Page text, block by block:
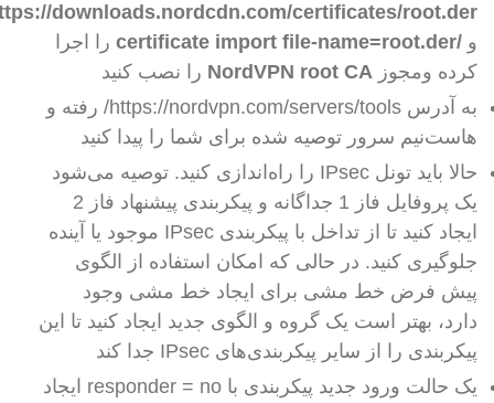
downloads.nordcdn.com/certificates/root.der
و /certificate import file-name=root.der
را اجرا
کرده ومجوز NordVPN root CA را نصب کنید
به آدرس https://nordvpn.com/servers/tools/ رفته و
هاست‌نیم سرور توصیه شده برای شما را پیدا کنید
حالا باید تونل IPsec را راه‌اندازی کنید. توصیه می‌شود
یک پروفایل فاز 1 جداگانه و پیکربندی پیشنهاد فاز 2
ایجاد کنید تا از تداخل با پیکربندی IPsec موجود یا آینده
جلوگیری کنید. در حالی که امکان استفاده از الگوی
پیش فرض خط مشی برای ایجاد خط مشی وجود
دارد، بهتر است یک گروه و الگوی جدید ایجاد کنید تا این
پیکربندی را از سایر پیکربندی‌های IPsec جدا کند
یک حالت ورود جدید پیکربندی با responder = no ایجاد